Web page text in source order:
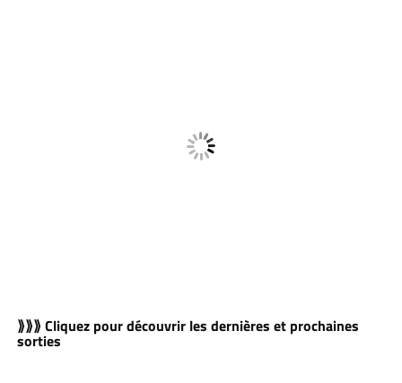
⟫⟫⟫ Cliquez pour découvrir les dernières et prochaines
sorties